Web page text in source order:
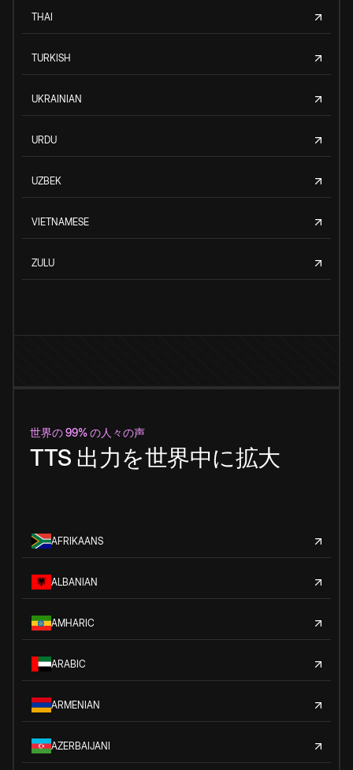
THAI
TURKISH
UKRAINIAN
URDU
UZBEK
VIETNAMESE
ZULU
世界の 99% の人々の声
TTS 出力を世界中に拡大
AFRIKAANS
ALBANIAN
AMHARIC
ARABIC
ARMENIAN
AZERBAIJANI